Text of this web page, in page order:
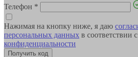
Телефон *
Нажимая на кнопку ниже, я даю
персональных данных в соответствии с
конфиденциальности